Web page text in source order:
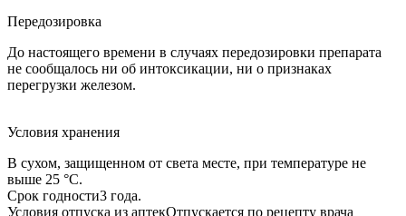
Передозировка
До настоящего времени в случаях передозировки препарата
не сообщалось ни об интоксикации, ни о признаках
перегрузки железом.
Условия хранения
В сухом, защищенном от света месте, при температуре не
выше 25 °C.
Срок годности3 года.
Условия отпуска из аптекОтпускается по рецепту врача